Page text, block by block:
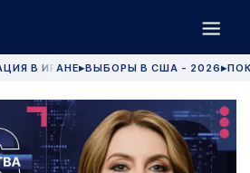
В ИРАНЕ▶ВЫБОРЫ В США - 2026 ▶